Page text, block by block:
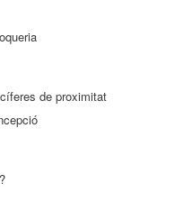
de proximitat